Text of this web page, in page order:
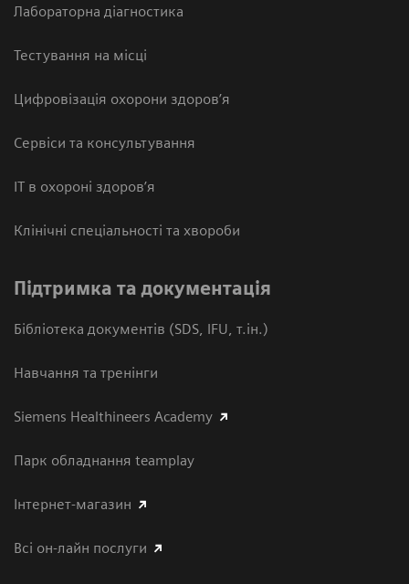
Лабораторна діагностика
Тестування на місці
Цифровізація охорони здоров’я
Сервіси та консультування
ІТ в охороні здоров’я
Клінічні спеціальності та хвороби
Підтримка та документація
Бібліотека документів (SDS, IFU, т.ін.)
Навчання та тренінги
Siemens Healthineers Academy
Парк обладнання teamplay
Інтернет-магазин
Всі он-лайн послуги